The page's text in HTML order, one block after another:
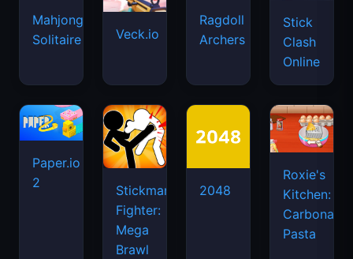
Mahjongg
Solitaire
Veck.io
Ragdoll
Archers
Stick
Clash
Online
Paper.io
2
Stickman
Fighter:
Mega
Brawl
2048
Roxie's
Kitchen:
Carbonara
Pasta